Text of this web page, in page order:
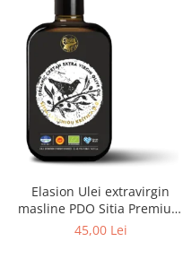
Elasion Ulei extravirgin
masline PDO Sitia Premium
500ml ECO
45,00 Lei